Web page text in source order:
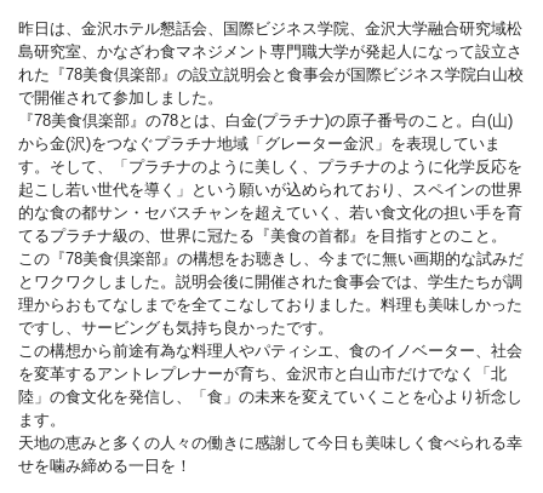
昨日は、金沢ホテル懇話会、国際ビジネス学院、金沢大学融合研究域松
島研究室、かなざわ食マネジメント専門職大学が発起人になって設立さ
れた『78美食倶楽部』の設立説明会と食事会が国際ビジネス学院白山校
で開催されて参加しました。
『78美食倶楽部』の78とは、白金(プラチナ)の原子番号のこと。白(山)
から金(沢)をつなぐプラチナ地域「グレーター金沢」を表現していま
す。そして、「プラチナのように美しく、プラチナのように化学反応を
起こし若い世代を導く」という願いが込められており、スペインの世界
的な食の都サン・セバスチャンを超えていく、若い食文化の担い手を育
てるプラチナ級の、世界に冠たる『美食の首都』を目指すとのこと。
この『78美食倶楽部』の構想をお聴きし、今までに無い画期的な試みだ
とワクワクしました。説明会後に開催された食事会では、学生たちが調
理からおもてなしまでを全てこなしておりました。料理も美味しかった
ですし、サービングも気持ち良かったです。
この構想から前途有為な料理人やパティシエ、食のイノベーター、社会
を変革するアントレプレナーが育ち、金沢市と白山市だけでなく「北
陸」の食文化を発信し、「食」の未来を変えていくことを心より祈念し
ます。
天地の恵みと多くの人々の働きに感謝して今日も美味しく食べられる幸
せを噛み締める一日を！